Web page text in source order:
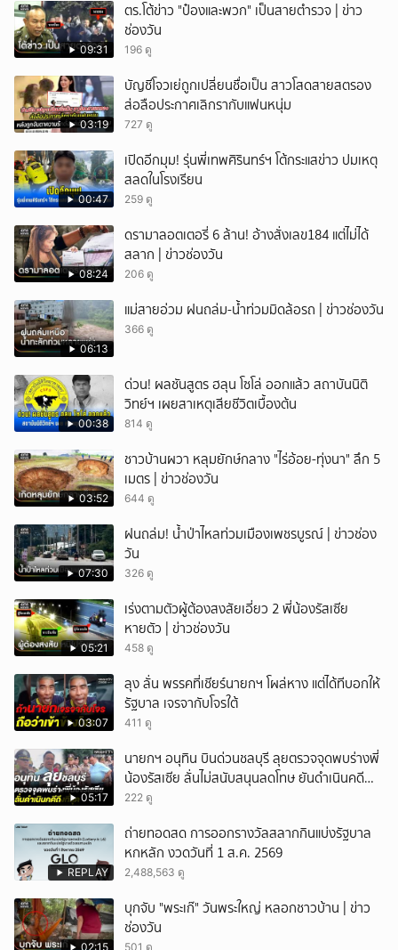
09:31
ตร.โต้ข่าว "ป๋องและพวก" เป็นสายตำรวจ | ข่าว
ช่องวัน
196 ดู
03:19
บัญชีโจวเย่ถูกเปลี่ยนชื่อเป็น สาวโสดสายสตรอง
ส่อลือประกาศเลิกรากับแฟนหนุ่ม
727 ดู
00:47
เปิดอีกมุม! รุ่นพี่เทพศิรินทร์ฯ โต้กระแสข่าว ปมเหตุ
สลดในโรงเรียน
259 ดู
08:24
ดรามาลอตเตอรี่ 6 ล้าน! อ้างสั่งเลข184 แต่ไม่ได้
สลาก | ข่าวช่องวัน
206 ดู
06:13
แม่สายอ่วม ฝนถล่ม-น้ำท่วมมิดล้อรถ | ข่าวช่องวัน
366 ดู
00:38
ด่วน! ผลชันสูตร ฮลุน โซโล่ ออกแล้ว สถาบันนิติ
วิทย์ฯ เผยสาเหตุเสียชีวิตเบื้องต้น
814 ดู
03:52
ชาวบ้านผวา หลุมยักษ์กลาง "ไร่อ้อย-ทุ่งนา" ลึก 5
เมตร | ข่าวช่องวัน
644 ดู
07:30
ฝนถล่ม! น้ำป่าไหลท่วมเมืองเพชรบูรณ์ | ข่าวช่อง
วัน
326 ดู
05:21
เร่งตามตัวผู้ต้องสงสัยเอี่ยว 2 พี่น้องรัสเซีย
หายตัว | ข่าวช่องวัน
458 ดู
03:07
ลุง ลั่น พรรคที่เชียร์นายกฯ โผล่หาง แต่ได้ทีบอกให้
รัฐบาล เจรจากับโจรใต้
411 ดู
05:17
นายกฯ อนุทิน บินด่วนชลบุรี ลุยตรวจจุดพบร่างพี่
น้องรัสเซีย ลั่นไม่สนับสนุนลดโทษ ยันดำเนินคดี
ถึงที่สุด
222 ดู
REPLAY
ถ่ายทอดสด การออกรางวัลสลากกินแบ่งรัฐบาล
หกหลัก งวดวันที่ 1 ส.ค. 2569
2,488,563 ดู
02:15
บุกจับ "พระเก๊" วันพระใหญ่ หลอกชาวบ้าน | ข่าว
ช่องวัน
501 ดู